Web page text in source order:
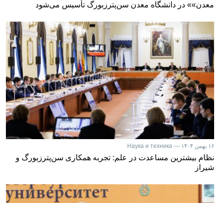
معدن»» در دانشگاه معدن سن‌پترزبورگ تأسیس می‌شود
۱۶ بهمن ۱۴۰۴ — Наука и техника
نظام بیشترین مساعدت در علم: تجربه همکاری سن‌پترزبورگ و
شیراز